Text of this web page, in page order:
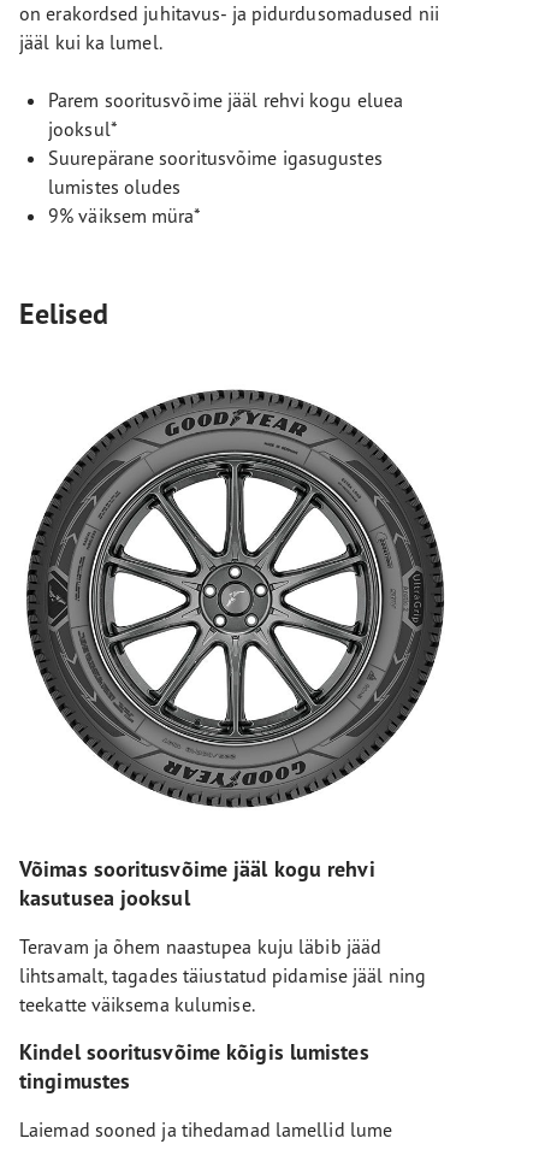
on erakordsed juhitavus- ja pidurdusomadused nii
jääl kui ka lumel.
Parem sooritusvõime jääl rehvi kogu eluea
jooksul*
Suurepärane sooritusvõime igasugustes
lumistes oludes
9% väiksem müra*
Eelised
Võimas sooritusvõime jääl kogu rehvi
kasutusea jooksul
Teravam ja õhem naastupea kuju läbib jääd
lihtsamalt, tagades täiustatud pidamise jääl ning
teekatte väiksema kulumise.
Kindel sooritusvõime kõigis lumistes
tingimustes
Laiemad sooned ja tihedamad lamellid lume